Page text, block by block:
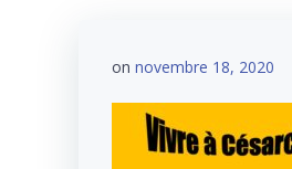
on novembre 18, 2020